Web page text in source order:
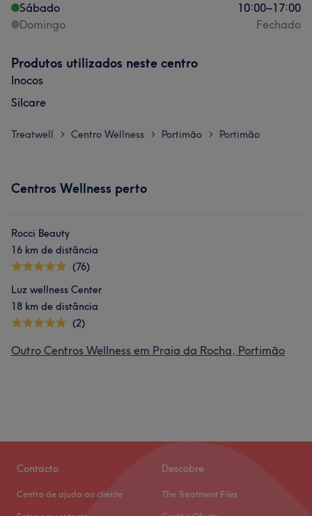
Sábado
10:00–17:00
Domingo
Fechado
Produtos utilizados neste centro
Inocos
Silcare
Treatwell > Centro Wellness > Portimão > Portimão
Centros Wellness perto
Rocci Beauty
16 km de distância
(76)
Luz wellness Center
18 km de distância
(2)
Outro Centros Wellness em Praia da Rocha, Portimão
Contacto
Centro de ajuda ao cliente
Descobre
The Treatment Files